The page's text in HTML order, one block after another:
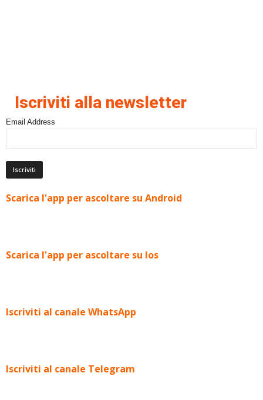
Iscriviti alla newsletter
Email Address
Scarica l'app per ascoltare su Android
Scarica l'app per ascoltare su Ios
Iscriviti al canale WhatsApp
Iscriviti al canale Telegram